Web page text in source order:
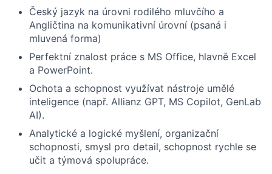
Český jazyk na úrovni rodilého mluvčího a
Angličtina na komunikativní úrovní (psaná i
mluvená forma)
Perfektní znalost práce s MS Office, hlavně Excel
a PowerPoint.
Ochota a schopnost využívat nástroje umělé
inteligence (např. Allianz GPT, MS Copilot, GenLab
AI).
Analytické a logické myšlení, organizační
schopnosti, smysl pro detail, schopnost rychle se
učit a týmová spolupráce.